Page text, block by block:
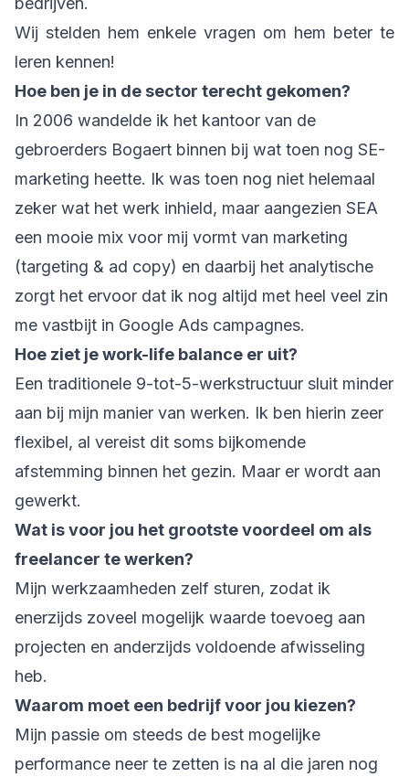
Wij stelden hem enkele vragen om hem beter te
leren kennen!
Hoe ben je in de sector terecht gekomen?
In 2006 wandelde ik het kantoor van de
gebroerders Bogaert binnen bij wat toen nog SE-
marketing heette. Ik was toen nog niet helemaal
zeker wat het werk inhield, maar aangezien SEA
een mooie mix voor mij vormt van marketing
(targeting & ad copy) en daarbij het analytische
zorgt het ervoor dat ik nog altijd met heel veel zin
me vastbijt in Google Ads campagnes.
Hoe ziet je work-life balance er uit?
Een traditionele 9-tot-5-werkstructuur sluit minder
aan bij mijn manier van werken. Ik ben hierin zeer
flexibel, al vereist dit soms bijkomende
afstemming binnen het gezin. Maar er wordt aan
gewerkt.
Wat is voor jou het grootste voordeel om als
freelancer te werken?
Mijn werkzaamheden zelf sturen, zodat ik
enerzijds zoveel mogelijk waarde toevoeg aan
projecten en anderzijds voldoende afwisseling
heb.
Waarom moet een bedrijf voor jou kiezen?
Mijn passie om steeds de best mogelijke
performance neer te zetten is na al die jaren nog